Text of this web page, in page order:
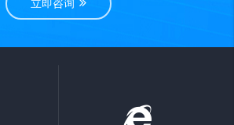
立即咨询